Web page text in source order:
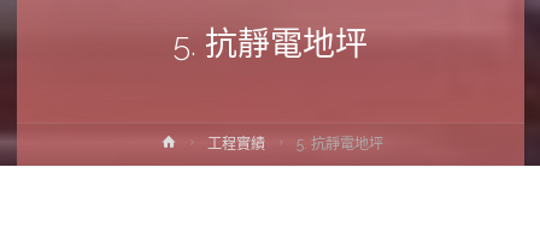
5. 抗靜電地坪
Home工程實績 5. 抗靜電地坪